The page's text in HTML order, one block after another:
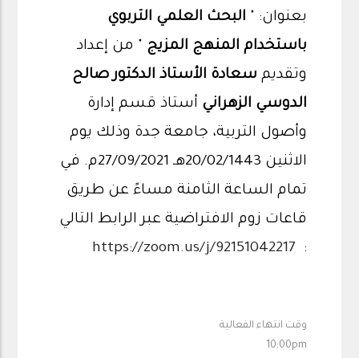
بعنوان: " البحث العلمي التربوي
باستخدام المنهج المزيج " من إعداد
وتقديم سعادة الأستاذ الدكتور صالح
الدوسي الزهراني أستاذ قسم إدارة
وأصول التربية، جامعة جدة وذلك يوم
الاثنين 20/02/1443هـ 27/09/2021م. في
تمام الساعة الثامنة مساءً عن طريق
قاعات زوم الافتراضية عبر الرابط التالي
:
https://zoom.us/j/92151042217
وقت انتهاء الفعالية
10:00pm